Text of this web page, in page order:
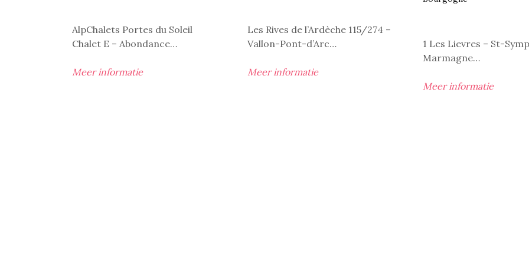
AlpChalets Portes du Soleil
Chalet E – Abondance…
Meer informatie
Les Rives de l’Ardèche 115/274 –
Vallon-Pont-d’Arc…
Meer informatie
1 Les Lievres – St-
Marmagne…
Meer informatie